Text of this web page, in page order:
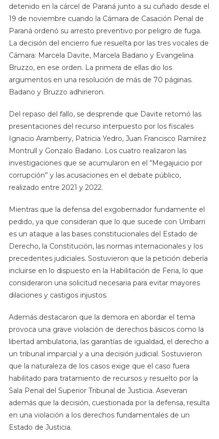
detenido en la cárcel de Paraná junto a su cuñado desde el
19 de noviembre cuando la Cámara de Casación Penal de
Paraná ordenó su arresto preventivo por peligro de fuga.
La decisión del encierro fue resuelta por las tres vocales de
Cámara: Marcela Davite, Marcela Badano y Evangelina
Bruzzo, en ese orden. La primera de ellas dio los
argumentos en una resolución de más de 70 páginas.
Badano y Bruzzo adhirieron.
Del repaso del fallo, se desprende que Davite retomó las
presentaciones del recurso interpuesto por los fiscales
Ignacio Aramberry, Patricia Yedro, Juan Francisco Ramírez
Montrull y Gonzalo Badano. Los cuatro realizaron las
investigaciones que se acumularon en el “Megajuicio por
corrupción” y las acusaciones en el debate público,
realizado entre 2021 y 2022.
Mientras que la defensa del exgobernador fundamente el
pedido, ya que consideran que lo que sucede con Urribarri
es un ataque a las bases constitucionales del Estado de
Derecho, la Constitución, las normas internacionales y los
precedentes judiciales. Sostuvieron que la petición debería
incluirse en lo dispuesto en la Habilitación de Feria, lo que
consideraron una solicitud necesaria para evitar mayores
dilaciones y castigos injustos.
Además destacaron que la demora en abordar el tema
provoca una grave violación de derechos básicos como la
libertad ambulatoria, las garantías de igualdad, el derecho a
un tribunal imparcial y a una decisión judicial. Sostuvieron
que la naturaleza de los casos exige que el caso fuera
habilitado para tratamiento de recursos y resuelto por la
Sala Penal del Superior Tribunal de Justicia. Aseveran
además que la decisión, cuestionada por la defensa, resulta
en una violación a los derechos fundamentales de un
Estado de Justicia.